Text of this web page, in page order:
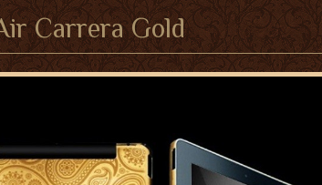
Carrera Gold